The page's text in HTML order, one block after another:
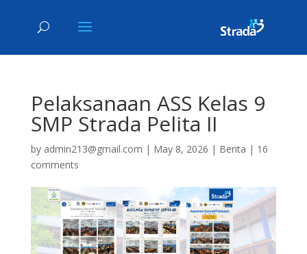
Pelaksanaan ASS Kelas 9
SMP Strada Pelita II
by admin213@gmail.com | May 8, 2026 | Berita | 16
comments